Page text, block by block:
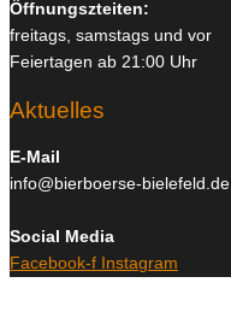
Öffnungszteiten:
freitags, samstags und vor
Feiertagen ab 21:00 Uhr
Aktuelles
E-Mail
info@bierboerse-bielefeld.de
Social Media
Facebook-f Instagram